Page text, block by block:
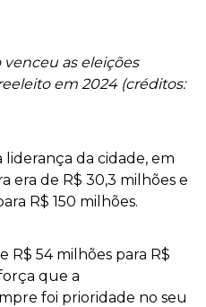
venceu as eleições
em 2024 (créditos:
liderança da cidade, em
era de R$ 30,3 milhões e
R$ 150 milhões.
R$ 54 milhões para R$
que a
foi prioridade no seu